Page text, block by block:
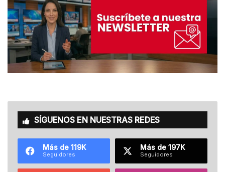
SÍGUENOS EN NUESTRAS REDES
Más de 119K
Seguidores
Más de 197K
Seguidores